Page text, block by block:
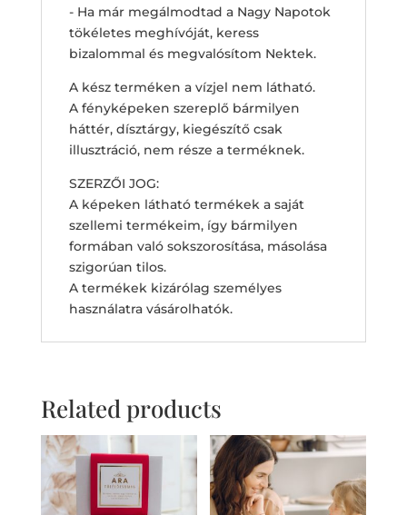
- Ha már megálmodtad a Nagy Napotok
tökéletes meghívóját, keress
bizalommal és megvalósítom Nektek.
A kész terméken a vízjel nem látható.
A fényképeken szereplő bármilyen
háttér, dísztárgy, kiegészítő csak
illusztráció, nem része a terméknek.
SZERZŐI JOG:
A képeken látható termékek a saját
szellemi termékeim, így bármilyen
formában való sokszorosítása, másolása
szigorúan tilos.
A termékek kizárólag személyes
használatra vásárolhatók.
Related products